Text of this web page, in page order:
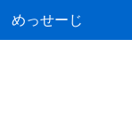
めっせーじ